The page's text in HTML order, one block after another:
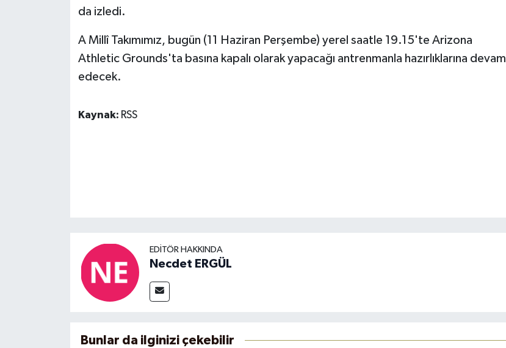
da izledi.
A Millî Takımımız, bugün (11 Haziran Perşembe) yerel saatle 19.15'te Arizona
Athletic Grounds'ta basına kapalı olarak yapacağı antrenmanla hazırlıklarına devam
edecek.
Kaynak: RSS
EDITÖR HAKKINDA
Necdet ERGÜL
Bunlar da ilginizi çekebilir